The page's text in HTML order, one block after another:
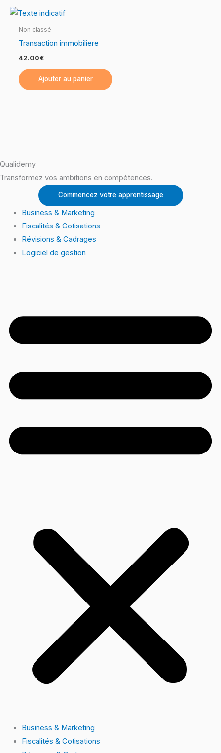
Non classé
Transaction immobiliere
42.00€
Ajouter au panier
Qualidemy
Transformez vos ambitions en compétences.
Commencez votre apprentissage
Business & Marketing
Fiscalités & Cotisations
Révisions & Cadrages
Logiciel de gestion
Business & Marketing
Fiscalités & Cotisations